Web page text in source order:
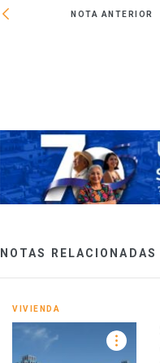
NOTA ANTERIOR
NOTAS RELACIONADAS
VIVIENDA